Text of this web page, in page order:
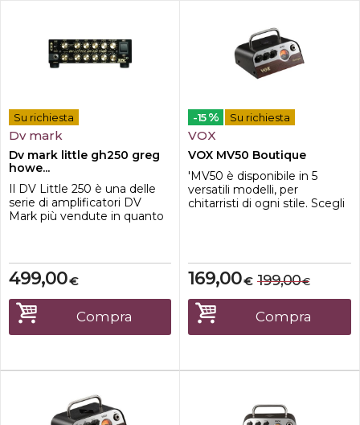
Su richiesta
Dv mark
Dv mark little gh250 greg
howe...
Il DV Little 250 è una delle
serie di amplificatori DV
Mark più vendute in quanto
headroom e dinamica . In
DV Mark abbiamo creato un
nuovo standard per
amplificatori dal suono
eccezionale, potenti e
portatili, come abbi...
€
499,00
Compra
-15 % Su richiesta
VOX
VOX MV50 Boutique
'MV50 è disponibile in 5
versatili modelli, per
chitarristi di ogni stile. Scegli
linea/cuffie, può essere
connesso direttamente al
mixer oppure a una
interfaccia audio,
permettendo di esser...
€
169,00 €
199,00
Compra